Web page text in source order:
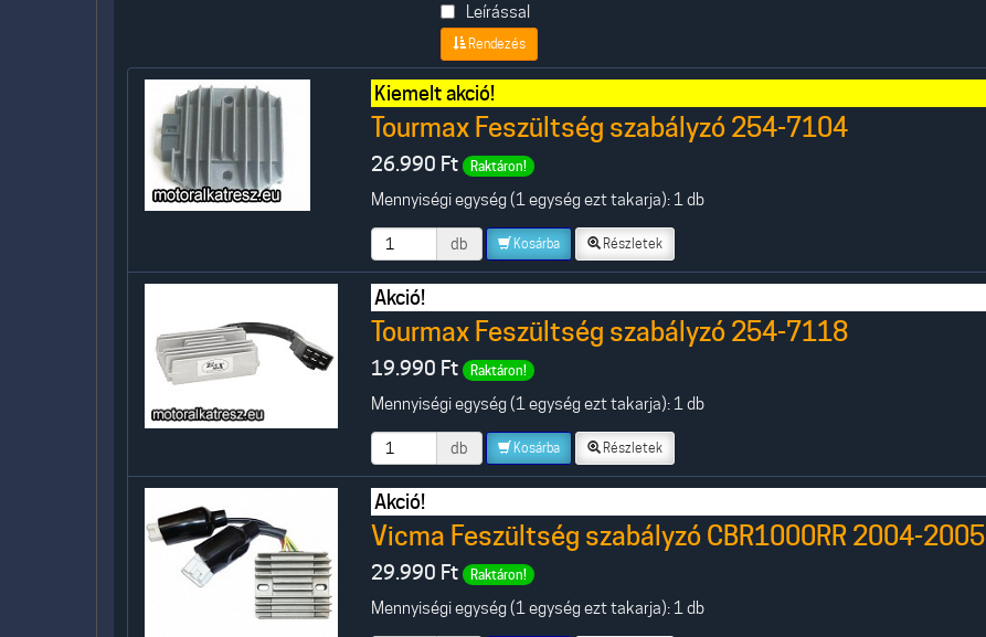
Leírással
Rendezés
Kiemelt akció!
Tourmax Feszültség szabályzó 254-7104
26.990 Ft Raktáron!
Mennyiségi egység (1 egység ezt takarja): 1 db
db Kosárba Részletek
Akció!
Tourmax Feszültség szabályzó 254-7118
19.990 Ft Raktáron!
Mennyiségi egység (1 egység ezt takarja): 1 db
db Kosárba Részletek
Akció!
Vicma Feszültség szabályzó CBR1000RR 2004-2005
29.990 Ft Raktáron!
Mennyiségi egység (1 egység ezt takarja): 1 db